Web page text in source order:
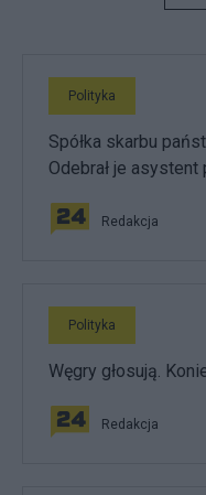
Polityka
Spółka skarbu
Odebrał je asystent
Redakcja
Polityka
Węgry głosują.
Redakcja